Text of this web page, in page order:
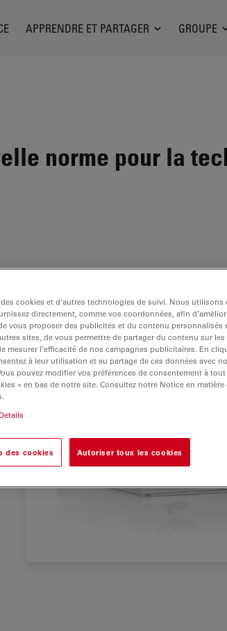
APPRENDRE ET PARTAGER GROUPE
norme pour la
cookies et d’autres technologies de suivi. Nous utilisons
directement, comme vos coordonnées, afin
vous proposer des publicités et du contenu personnalisés
sites, de vous permettre de partager du contenu sur les
mesurer l’efficacité de nos campagnes publicitaires. En
à leur utilisation et au partage de ces données avec
pouvez modifier vos préférences de consentement à
» en bas de notre site. Consultez notre Notice en matière
des cookies Autoriser tous les cookies